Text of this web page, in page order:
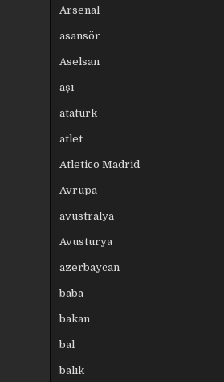
Arsenal
asansör
Aselsan
aşı
atatürk
atlet
Atletico Madrid
Avrupa
avustralya
Avusturya
azerbaycan
baba
bakan
bal
balık